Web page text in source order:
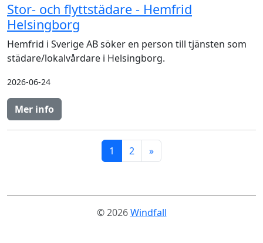
Stor- och flyttstädare - Hemfrid
Helsingborg
Hemfrid i Sverige AB söker en person till tjänsten som
städare/lokalvårdare i Helsingborg.
2026-06-24
Mer info
1 2 »
© 2026Windfall